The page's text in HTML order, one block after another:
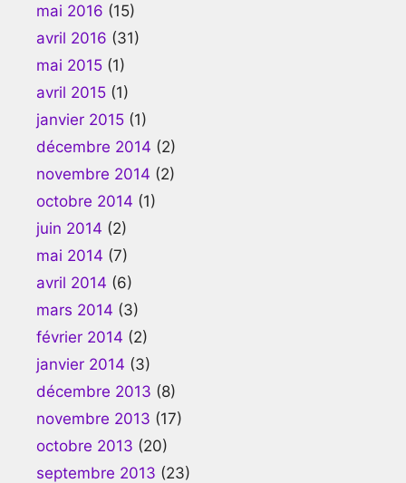
mai 2016 (15)
avril 2016 (31)
mai 2015 (1)
avril 2015 (1)
janvier 2015 (1)
décembre 2014 (2)
novembre 2014 (2)
octobre 2014 (1)
juin 2014 (2)
mai 2014 (7)
avril 2014 (6)
mars 2014 (3)
février 2014 (2)
janvier 2014 (3)
décembre 2013 (8)
novembre 2013 (17)
octobre 2013 (20)
septembre 2013 (23)